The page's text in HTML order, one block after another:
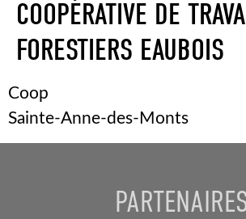
COOPÉRATIVE DE
FORESTIERS EAUBOIS
Coop
Sainte-Anne-des-Monts